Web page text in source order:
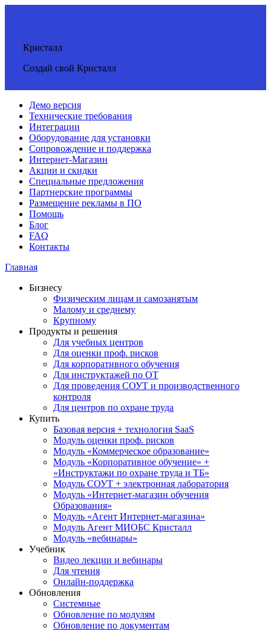
Кристалл
Создай свой Кристалл
Демо версия
Технические требования
Интеграции
Оборудование для установки
Сопровождение и поддержка
Интернет-Магазин
Акции и скидки
Специальные предложения
Партнерские программы
Размещение рекламы в ПО
Помощь
Блог
FAQ
Контакты
Главная
Бизнесу
Физическим лицам и самозанятым
Малому и среднему
Крупному
Продукты и решения
Для учебных центров
Для оценки проф. рисков
Для корпоративного обучения
Для инструктажей по ОТ
Для проведения СОУТ и производственного
контроля
Для центров по охране труда
Купить
Базовая версия + технология SaaS
Модуль оценки проф. рисков
Модуль «Коммерческое образование»
Модуль «Корпоративное обучение» +
«Инструктажи по охране труда и ТБ»
Модуль СОУТ + электронная лаборатория
Модуль «Интернет-магазин обучения
Образования»
Модуль «Агент Интернет-магазина»
Модуль Агент МИОБС Кристалл
Модуль «вебинары»
Учебник
Видео лекции и вебинары
Для чтения
Онлайн-поддержка
Обновления
Системные
Обновление по модулям
Обновление по документам